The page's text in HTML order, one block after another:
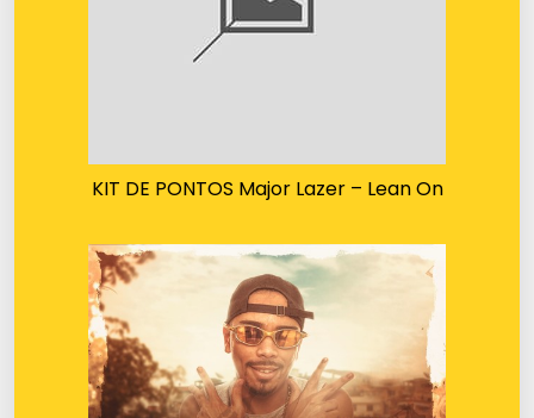
KIT DE PONTOS Major Lazer – Lean On